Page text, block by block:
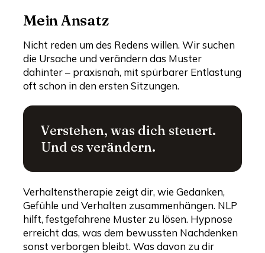
Mein Ansatz
Nicht reden um des Redens willen. Wir suchen
die Ursache und verändern das Muster
dahinter – praxisnah, mit spürbarer Entlastung
oft schon in den ersten Sitzungen.
Verstehen, was dich steuert.
Und es verändern.
Verhaltenstherapie zeigt dir, wie Gedanken,
Gefühle und Verhalten zusammenhängen. NLP
hilft, festgefahrene Muster zu lösen. Hypnose
erreicht das, was dem bewussten Nachdenken
sonst verborgen bleibt. Was davon zu dir